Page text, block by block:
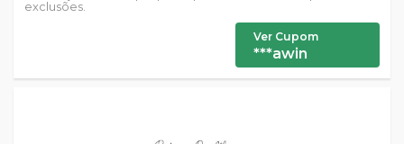
exclusões.
Ver Cupom
***awin